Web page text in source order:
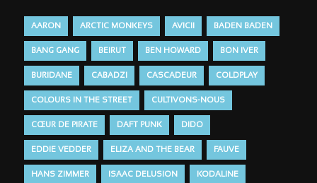
AARON ARCTIC MONKEYS AVICII BADEN BADEN
BANG GANG BEIRUT BEN HOWARD BON IVER
BURIDANE CABADZI CASCADEUR COLDPLAY
COLOURS IN THE STREET CULTIVONS-NOUS
CŒUR DE PIRATE DAFT PUNK DIDO
EDDIE VEDDER ELIZA AND THE BEAR FAUVE
HANS ZIMMER ISAAC DELUSION KODALINE